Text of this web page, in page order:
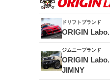
ドリフトブランド
ORIGIN Labo.
エアロシリーズ
ジムニーブランド
ORIGIN Labo.
JIMNY